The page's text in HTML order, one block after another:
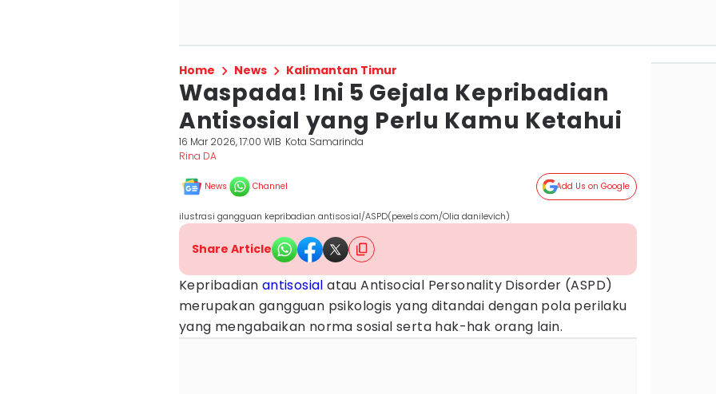
Home News Kalimantan Timur
Waspada! Ini 5 Gejala Kepribadian
Antisosial yang Perlu Kamu Ketahui
16 Mar 2026, 17:00 WIB Kota Samarinda
Rina DA
News Channel Add Us on Google
ilustrasi gangguan kepribadian antisosial/ASPD(pexels.com/Olia danilevich)
Share Article
Kepribadian antisosial atau Antisocial Personality Disorder (ASPD)
merupakan gangguan psikologis yang ditandai dengan pola perilaku
yang mengabaikan norma sosial serta hak-hak orang lain.